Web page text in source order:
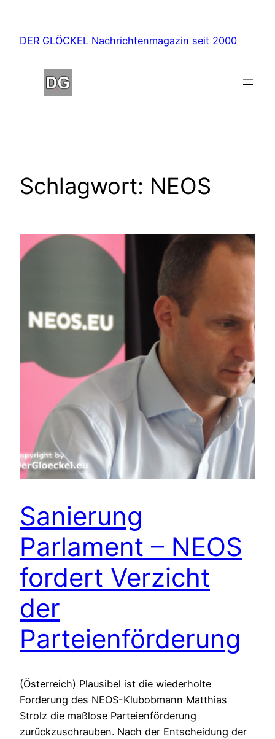
springen
DER GLÖCKEL Nachrichtenmagazin seit 2000
Schlagwort: NEOS
Sanierung
Parlament – NEOS
fordert Verzicht
der
Parteienförderung
(Österreich) Plausibel ist die wiederholte
Forderung des NEOS-Klubobmann Matthias
Strolz die maßlose Parteienförderung
zurückzuschrauben. Nach der Entscheidung der